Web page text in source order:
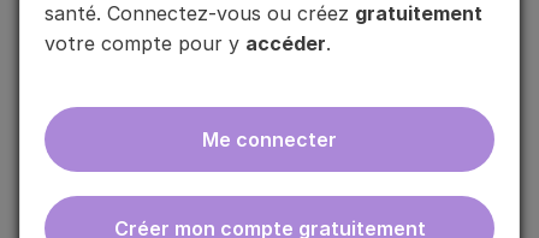
santé. Connectez-vous ou créez gratuitement
votre compte pour y accéder.
Me connecter
Créer mon compte gratuitement
ebmfrance est une base de connaissances médicales
gratuite adaptée à la pratique de la médecine générale.
Nos valeurs